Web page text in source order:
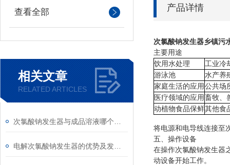
查看全部
相关文章
RELATED ARTICLES
产品详情
次氯酸钠发生器乡镇污
主要用途
饮用水处理
工业冷
游泳池
水产养
家庭生活的应用 公共场
医疗领域的应用 畜牧、
动植物食品保鲜其他食
将电源和电导线连接至
五、操作设备
在操作次氯酸钠发生器
动设备开始工作。